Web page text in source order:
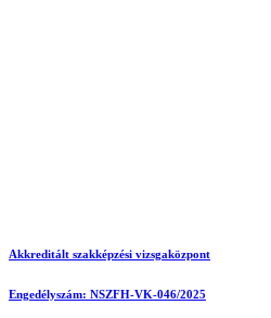
Akkreditált szakképzési vizsgaközpont
Engedélyszám: NSZFH-VK-046/2025